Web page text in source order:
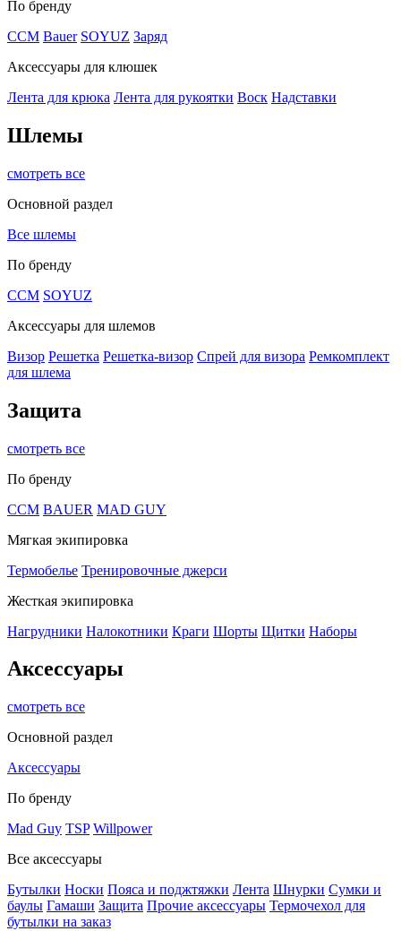
По бренду
CCM Bauer SOYUZ Заряд
Аксессуары для клюшек
Лента для крюка Лента для рукоятки Воск Надставки
Шлемы
смотреть все
Основной раздел
Все шлемы
По бренду
CCM SOYUZ
Аксессуары для шлемов
Визор Решетка Решетка-визор Спрей для визора Ремкомплект
для шлема
Защита
смотреть все
По бренду
CCM BAUER MAD GUY
Мягкая экипировка
Термобелье Тренировочные джерси
Жесткая экипировка
Нагрудники Налокотники Краги Шорты Щитки Наборы
Аксессуары
смотреть все
Основной раздел
Аксессуары
По бренду
Mad Guy TSP Willpower
Все аксессуары
Бутылки Носки Пояса и поджтяжки Лента Шнурки Сумки и
баулы Гамаши Защита Прочие аксессуары Термочехол для
бутылки на заказ